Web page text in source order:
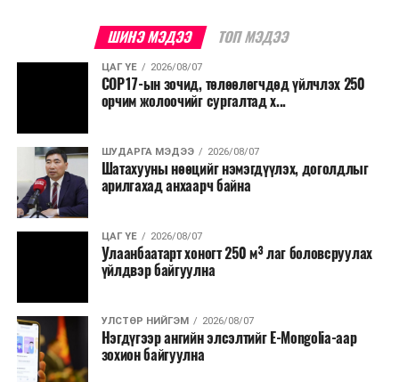
ШИНЭ МЭДЭЭ ТОП МЭДЭЭ
ЦАГ ҮЕ 2026/08/07
COP17-ын зочид, төлөөлөгчдөд үйлчлэх 250
орчим жолоочийг сургалтад х...
ШУДАРГА МЭДЭЭ 2026/08/07
Шатахууны нөөцийг нэмэгдүүлэх, доголдлыг
арилгахад анхаарч байна
ЦАГ ҮЕ 2026/08/07
Улаанбаатарт хоногт 250 м³ лаг боловсруулах
үйлдвэр байгуулна
УЛСТӨР НИЙГЭМ 2026/08/07
Нэгдүгээр ангийн элсэлтийг E-Mongolia-аар
зохион байгуулна